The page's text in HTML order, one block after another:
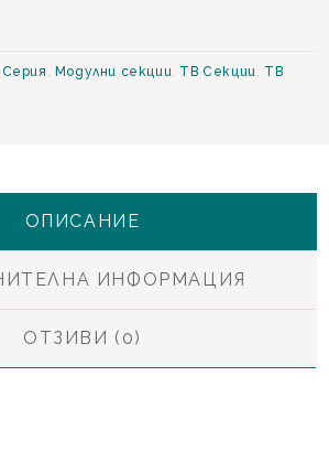
Серия , Модулни секции, ТВ Секции, ТВ
ОПИСАНИЕ
ИНФОРМАЦИЯ
ОТЗИВИ (0)